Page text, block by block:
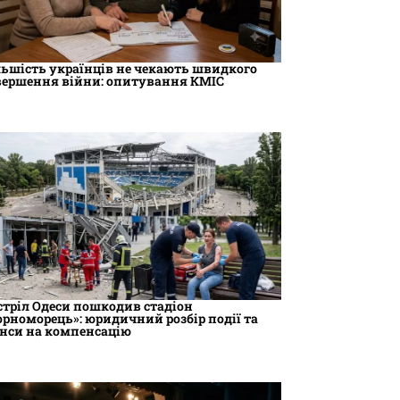
українців не чекають швидкого
війни: опитування КМІС
Одеси пошкодив стадіон
юридичний розбір події та
на компенсацію